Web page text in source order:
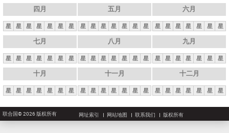
四月
星 星 星 星 星 星 星
五月
星 星 星 星 星 星 星
六月
星 星 星 星 星 星 星
七月
星 星 星 星 星 星 星
八月
星 星 星 星 星 星 星
九月
星 星 星 星 星 星 星
十月
星 星 星 星 星 星 星
十一月
星 星 星 星 星 星 星
十二月
星 星 星 星 星 星 星
联合国© 2026 版权所有 网址索引 网站地图 联系我们 版权所有